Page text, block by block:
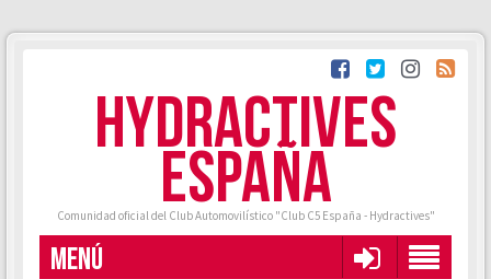
HYDRACTIVES
ESPAÑA
Comunidad oficial del Club Automovilístico "Club C5 España - Hydractives"
MENÚ